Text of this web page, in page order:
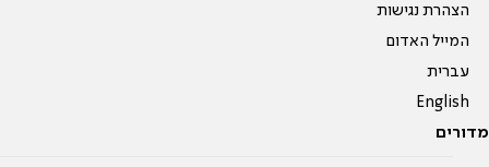
הצהרת נגישות
המייל האדום
עברית
English
מדורים